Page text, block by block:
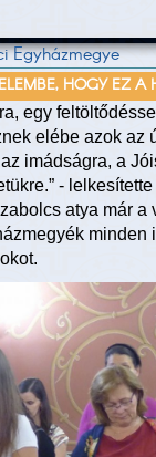
Egyházmegye
HOGY EZ A
egy
elébe azok az
imádságra, a
-
atya már a
minden